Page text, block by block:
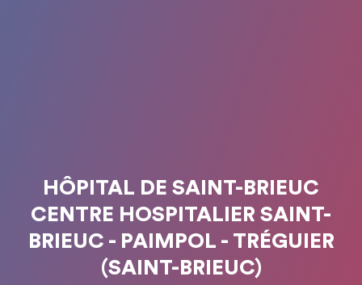
HÔPITAL DE SAINT-BRIEUC
CENTRE HOSPITALIER SAINT-
BRIEUC - PAIMPOL - TRÉGUIER
(SAINT-BRIEUC)